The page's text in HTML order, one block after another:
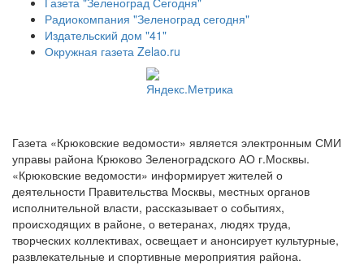
Радиокомпания "Зеленоград сегодня"
Издательский дом "41"
Окружная газета Zelao.ru
Газета «Крюковские ведомости» является электронным СМИ
управы района Крюково Зеленоградского АО г.Москвы.
«Крюковские ведомости» информирует жителей о
деятельности Правительства Москвы, местных органов
исполнительной власти, рассказывает о событиях,
происходящих в районе, о ветеранах, людях труда,
творческих коллективах, освещает и анонсирует культурные,
развлекательные и спортивные мероприятия района.